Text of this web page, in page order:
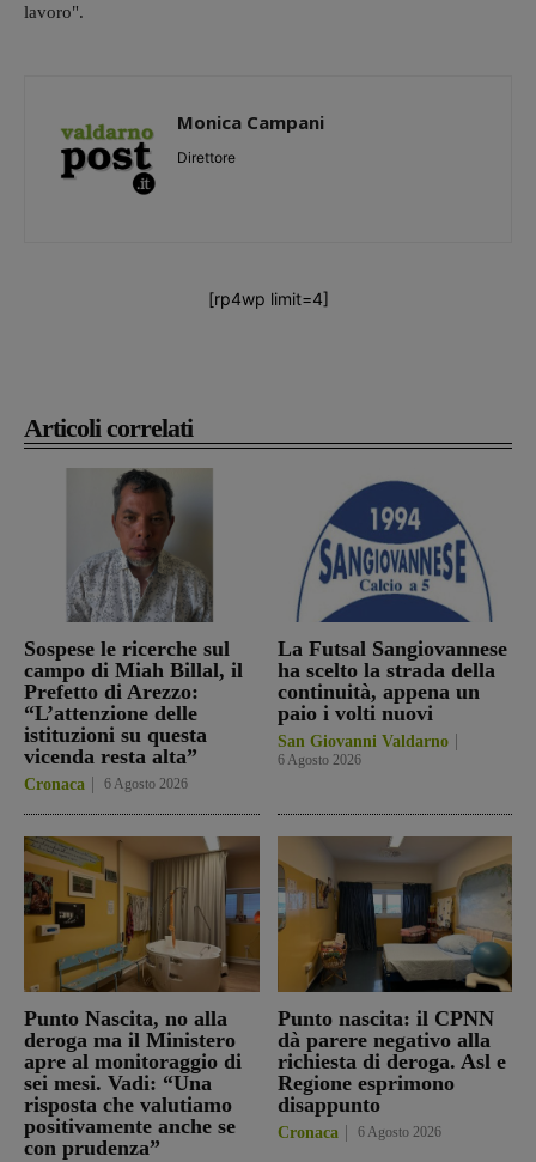
Articoli correlati
Sospese le ricerche sul
campo di Miah Billal, il
Prefetto di Arezzo:
“L’attenzione delle
istituzioni su questa
vicenda resta alta”
Cronaca 6 Agosto 2026
La Futsal Sangiovannese
ha scelto la strada della
continuità, appena un
paio i volti nuovi
San Giovanni Valdarno
6 Agosto 2026
Punto Nascita, no alla
deroga ma il Ministero
apre al monitoraggio di
sei mesi. Vadi: “Una
risposta che valutiamo
positivamente anche se
con prudenza”
Punto nascita: il CPNN
dà parere negativo alla
richiesta di deroga. Asl e
Regione esprimono
disappunto
Cronaca 6 Agosto 2026
lavoro".
Monica Campani
Direttore
[rp4wp limit=4]